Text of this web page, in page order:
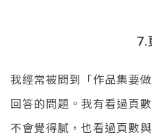
7.
我經常被問到「作品集要
回答的問題。我有看過頁
不會覺得膩，也看過頁數